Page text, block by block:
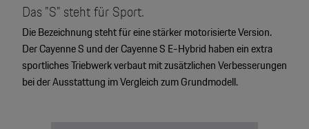
Das "S" steht für Sport.
Die Bezeichnung steht für eine stärker motorisierte Version.
Der Cayenne S und der Cayenne S E-Hybrid haben ein extra
sportliches Triebwerk verbaut mit zusätzlichen Verbesserungen
bei der Ausstattung im Vergleich zum Grundmodell.